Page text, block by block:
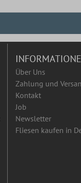
Über Uns
Zahlung und
Kontakt
Job
Newsletter
Fliesen kaufen in